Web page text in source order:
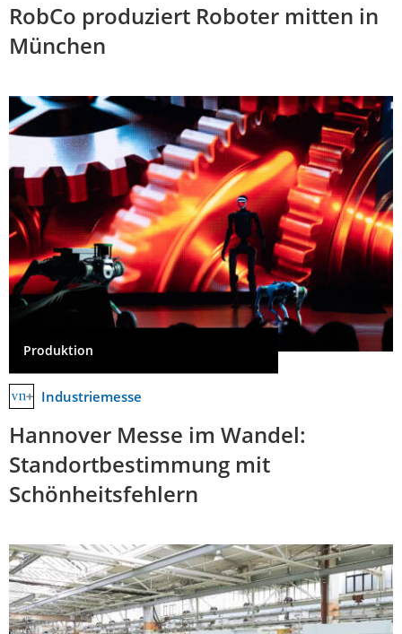
RobCo produziert Roboter mitten in
München
Produktion
Industriemesse
Hannover Messe im Wandel:
Standortbestimmung mit
Schönheitsfehlern